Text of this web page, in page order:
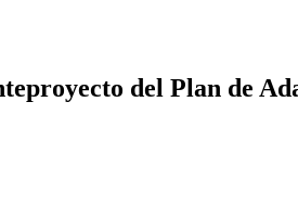
del Plan de